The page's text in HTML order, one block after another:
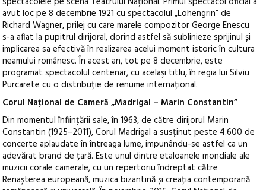
avut loc pe 8 decembrie 1921 cu spectacolul „Lohengrin” de
Richard Wagner, prilej cu care marele compozitor George Enescu
s-a aflat la pupitrul dirijoral, dorind astfel să sublinieze sprijinul și
implicarea sa efectivă în realizarea acelui moment istoric în cultura
neamului românesc. În acest an, tot pe 8 decembrie, este
programat spectacolul centenar, cu acelaşi titlu, în regia lui Silviu
Purcarete cu o distribuție de renume internațional.
Corul Național de Cameră „Madrigal – Marin Constantin”
Din momentul înființării sale, în 1963, de către dirijorul Marin
Constantin (1925–2011), Corul Madrigal a susținut peste 4.600 de
concerte aplaudate în întreaga lume, impunându-se astfel ca un
adevărat brand de țară. Este unul dintre etaloanele mondiale ale
muzicii corale camerale, cu un repertoriu îndreptat către
Renașterea europeană, muzica bizantină și creația contemporană